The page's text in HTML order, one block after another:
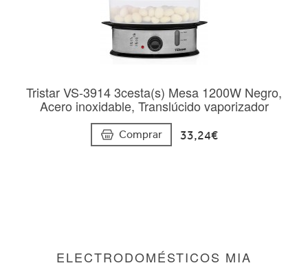
Tristar VS-3914 3cesta(s) Mesa 1200W Negro,
Acero inoxidable, Translúcido vaporizador
Comprar 33,24€
ELECTRODOMÉSTICOS MIA